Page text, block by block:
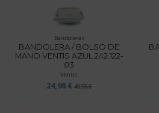
Bandoleras
BANDOLERA / BOLSO DE
MANO VENTIS AZUL 242.122-
03
Ventis
24,98 €49,95 €